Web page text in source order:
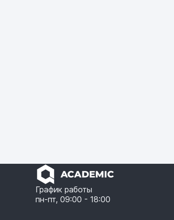
График работы
пн-пт, 09:00 - 18:00